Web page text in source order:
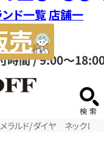
時間 / 9:00～
ド一覧店舗一
サ
ラルド/ダイヤ ネックレ